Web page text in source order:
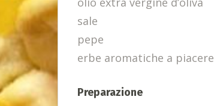
sale
pepe
erbe aromatiche a piacere
Preparazione